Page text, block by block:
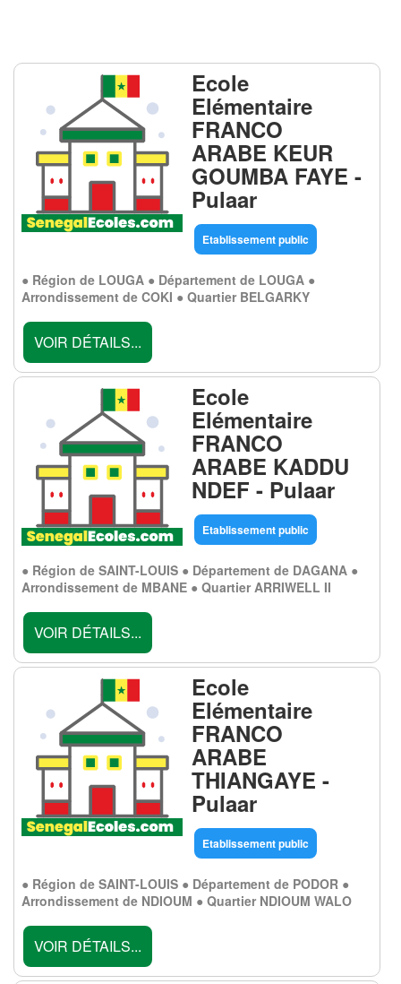
Ecole
Elémentaire
FRANCO
ARABE KEUR
GOUMBA FAYE -
Pulaar
Etablissement public
● Région de LOUGA ● Département de LOUGA ●
Arrondissement de COKI ● Quartier BELGARKY
VOIR DÉTAILS...
Ecole
Elémentaire
FRANCO
ARABE KADDU
NDEF - Pulaar
Etablissement public
● Région de SAINT-LOUIS ● Département de DAGANA ●
Arrondissement de MBANE ● Quartier ARRIWELL II
VOIR DÉTAILS...
Ecole
Elémentaire
FRANCO
ARABE
THIANGAYE -
Pulaar
Etablissement public
● Région de SAINT-LOUIS ● Département de PODOR ●
Arrondissement de NDIOUM ● Quartier NDIOUM WALO
VOIR DÉTAILS...